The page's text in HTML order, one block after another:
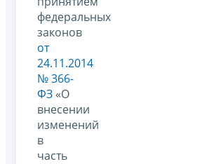
федеральных
законов
от
24.11.2014
№ 366-
ФЗ «О
внесении
изменений
в
часть